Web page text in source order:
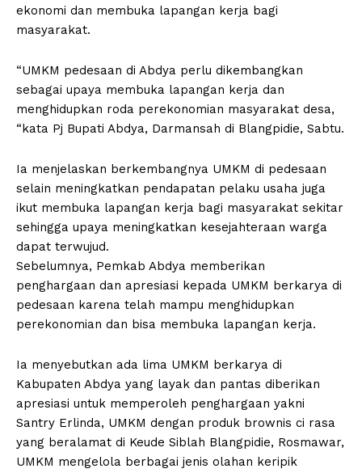
ekonomi dan membuka lapangan kerja bagi
masyarakat.
“UMKM pedesaan di Abdya perlu dikembangkan
sebagai upaya membuka lapangan kerja dan
menghidupkan roda perekonomian masyarakat desa,
“kata Pj Bupati Abdya, Darmansah di Blangpidie, Sabtu.
Ia menjelaskan berkembangnya UMKM di pedesaan
selain meningkatkan pendapatan pelaku usaha juga
ikut membuka lapangan kerja bagi masyarakat sekitar
sehingga upaya meningkatkan kesejahteraan warga
dapat terwujud.
Sebelumnya, Pemkab Abdya memberikan
penghargaan dan apresiasi kepada UMKM berkarya di
pedesaan karena telah mampu menghidupkan
perekonomian dan bisa membuka lapangan kerja.
Ia menyebutkan ada lima UMKM berkarya di
Kabupaten Abdya yang layak dan pantas diberikan
apresiasi untuk memperoleh penghargaan yakni
Santry Erlinda, UMKM dengan produk brownis ci rasa
yang beralamat di Keude Siblah Blangpidie, Rosmawar,
UMKM mengelola berbagai jenis olahan keripik